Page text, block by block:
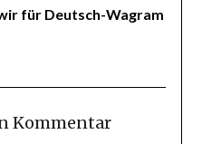
für Deutsch-Wagram
Kommentar